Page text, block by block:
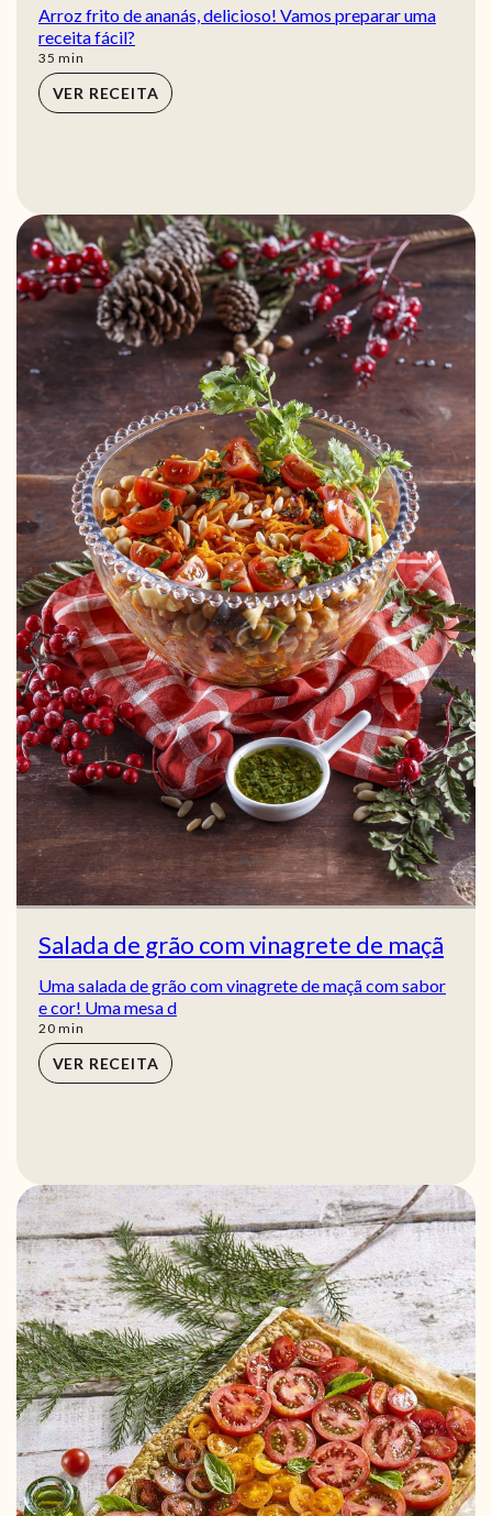
Arroz frito de ananás, delicioso! Vamos preparar uma
receita fácil?
35 min
min
VER RECEITA
Salada de grão com vinagrete de maçã
Uma salada de grão com vinagrete de maçã com sabor
e cor! Uma mesa d
20min
min
VER RECEITA